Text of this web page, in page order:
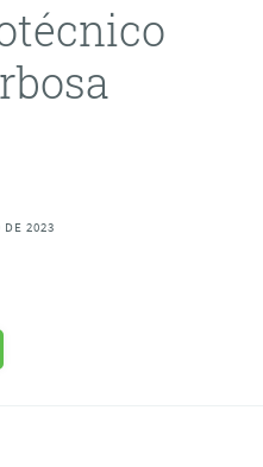
2023